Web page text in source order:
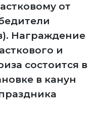
от
Награждение
и
состоится в
в канун